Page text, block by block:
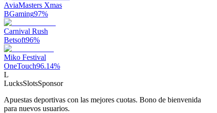
AviaMasters Xmas
BGaming97%
Carnival Rush
Betsoft96%
Miko Festival
OneTouch96.14%
L
LucksSlotsSponsor
Apuestas deportivas con las mejores cuotas. Bono de bienvenida
para nuevos usuarios.